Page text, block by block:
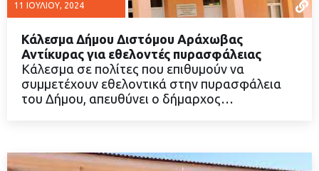
11 ΙΟΥΛΊΟΥ, 2024
ΔΙΑΒΑΣΤΕ ΠΕΡΙΣΣΟΤΕΡΑ
Κάλεσμα Δήμου Διστόμου Αράχωβας
Αντίκυρας για εθελοντές πυρασφάλειας
Κάλεσμα σε πολίτες που επιθυμούν να
συμμετέχουν εθελοντικά στην πυρασφάλεια
του Δήμου, απευθύνει ο δήμαρχος…